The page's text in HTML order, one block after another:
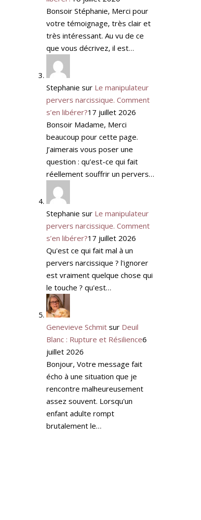
Bonsoir Stéphanie, Merci pour
votre témoignage, très clair et
très intéressant. Au vu de ce
que vous décrivez, il est…
Stephanie sur Le manipulateur
pervers narcissique. Comment
s’en libérer?17 juillet 2026
Bonsoir Madame, Merci
beaucoup pour cette page.
J’aimerais vous poser une
question : qu’est-ce qui fait
réellement souffrir un pervers…
Stephanie sur Le manipulateur
pervers narcissique. Comment
s’en libérer?17 juillet 2026
Qu'est ce qui fait mal à un
pervers narcissique ? l'ignorer
est vraiment quelque chose qui
le touche ? qu'est…
Genevieve Schmitsur Deuil
Blanc : Rupture et Résilience6
juillet 2026
Bonjour, Votre message fait
écho à une situation que je
rencontre malheureusement
assez souvent. Lorsqu'un
enfant adulte rompt
brutalement le…